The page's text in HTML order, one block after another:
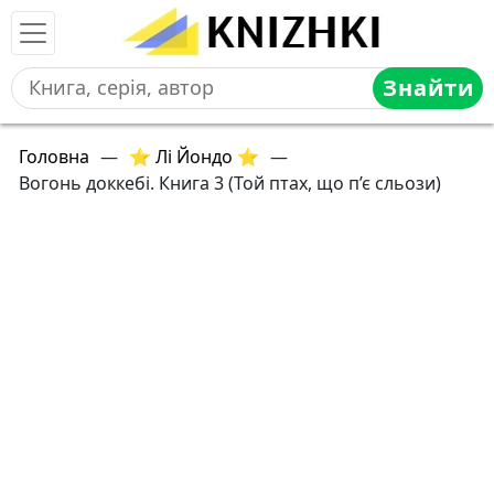
Знайти
Головна — ⭐ Лі Йондо ⭐ —
Вогонь доккебі. Книга 3 (Той птах, що п’є сльози)